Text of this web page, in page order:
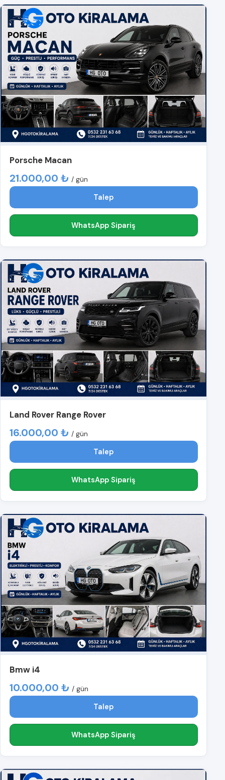
Porsche Macan
21.000,00 ₺ / gün
Talep
WhatsApp Sipariş
Land Rover Range Rover
16.000,00 ₺ / gün
Talep
WhatsApp Sipariş
Bmw i4
10.000,00 ₺ / gün
Talep
WhatsApp Sipariş